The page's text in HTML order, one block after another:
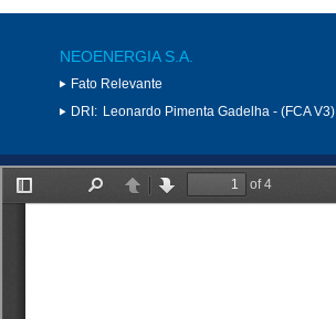
NEOENERGIA S.A.
Fato Relevante
DRI: Leonardo Pimenta Gadelha - (FCA V3)